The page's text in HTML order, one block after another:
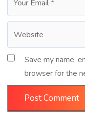
Save my name,
browser for the